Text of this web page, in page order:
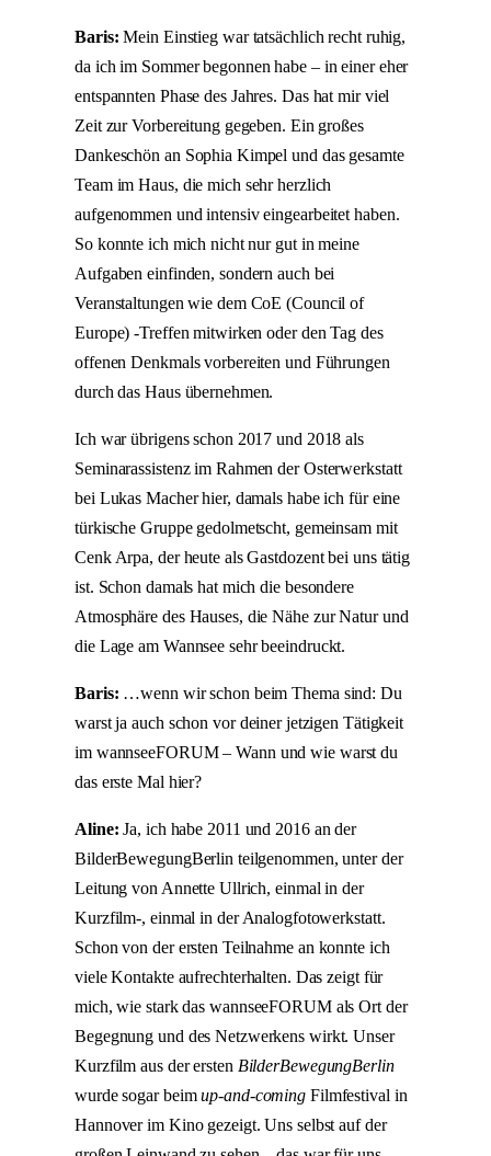
Baris: Mein Einstieg war tatsächlich recht ruhig,
da ich im Sommer begonnen habe – in einer eher
entspannten Phase des Jahres. Das hat mir viel
Zeit zur Vorbereitung gegeben. Ein großes
Dankeschön an Sophia Kimpel und das gesamte
Team im Haus, die mich sehr herzlich
aufgenommen und intensiv eingearbeitet haben.
So konnte ich mich nicht nur gut in meine
Aufgaben einfinden, sondern auch bei
Veranstaltungen wie dem CoE (Council of
Europe) -Treffen mitwirken oder den Tag des
offenen Denkmals vorbereiten und Führungen
durch das Haus übernehmen.
Ich war übrigens schon 2017 und 2018 als
Seminarassistenz im Rahmen der Osterwerkstatt
bei Lukas Macher hier, damals habe ich für eine
türkische Gruppe gedolmetscht, gemeinsam mit
Cenk Arpa, der heute als Gastdozent bei uns tätig
ist. Schon damals hat mich die besondere
Atmosphäre des Hauses, die Nähe zur Natur und
die Lage am Wannsee sehr beeindruckt.
Baris: …wenn wir schon beim Thema sind: Du
warst ja auch schon vor deiner jetzigen Tätigkeit
im wannseeFORUM – Wann und wie warst du
das erste Mal hier?
Aline: Ja, ich habe 2011 und 2016 an der
BilderBewegungBerlin teilgenommen, unter der
Leitung von Annette Ullrich, einmal in der
Kurzfilm-, einmal in der Analogfotowerkstatt.
Schon von der ersten Teilnahme an konnte ich
viele Kontakte aufrechterhalten. Das zeigt für
mich, wie stark das wannseeFORUM als Ort der
Begegnung und des Netzwerkens wirkt. Unser
Kurzfilm aus der ersten BilderBewegungBerlin
wurde sogar beimup-and-coming Filmfestival in
Hannover im Kino gezeigt. Uns selbst auf der